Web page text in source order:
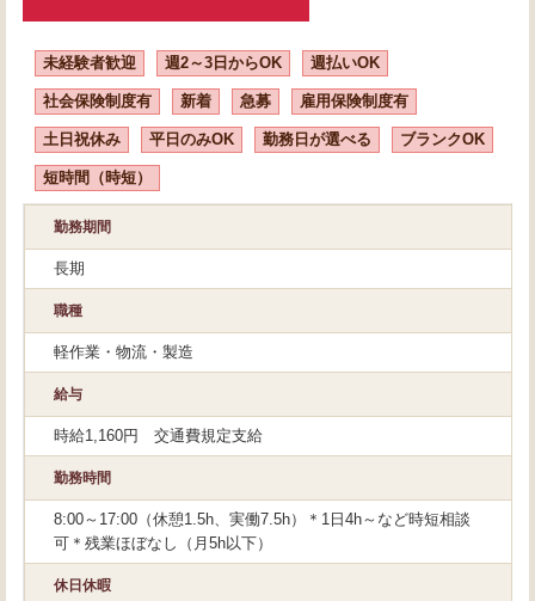
未経験者歓迎 週2～3日からOK 週払いOK
社会保険制度有 新着 急募 雇用保険制度有
土日祝休み 平日のみOK 勤務日が選べる ブランクOK
短時間（時短）
勤務期間
長期
職種
軽作業・物流・製造
給与
時給1,160円 交通費規定支給
勤務時間
8:00～17:00（休憩1.5h、実働7.5h）＊1日4h～など時短相談
可＊残業ほぼなし（月5h以下）
休日休暇